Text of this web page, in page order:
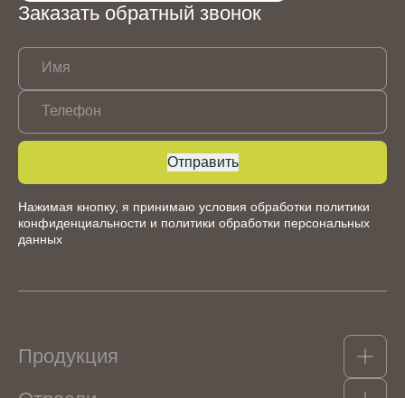
Заказать обратный звонок
Имя
Телефон
Отправить
Нажимая кнопку, я принимаю условия обработки политики
конфиденциальности и политики обработки персональных
данных
Продукция